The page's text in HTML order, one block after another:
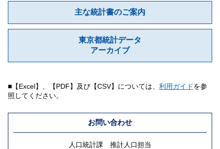
主な統計書のご案内
東京都統計データ
アーカイブ
■【Excel】、【PDF】及び【CSV】については、 利用ガイドを参
照してください。
お問い合わせ
人口統計課 推計人口担当